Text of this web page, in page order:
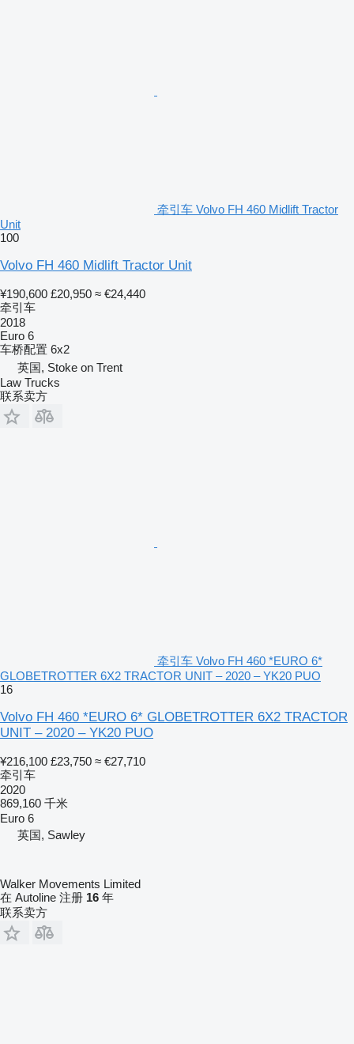
牵引车 Volvo FH 460 Midlift Tractor
Unit
100
Volvo FH 460 Midlift Tractor Unit
¥190,600 £20,950 ≈ €24,440
牵引车
2018
Euro 6
车桥配置 6x2
英国, Stoke on Trent
Law Trucks
联系卖方
牵引车 Volvo FH 460 *EURO 6*
GLOBETROTTER 6X2 TRACTOR UNIT – 2020 – YK20 PUO
16
Volvo FH 460 *EURO 6* GLOBETROTTER 6X2 TRACTOR
UNIT – 2020 – YK20 PUO
¥216,100 £23,750 ≈ €27,710
牵引车
2020
869,160 千米
Euro 6
英国, Sawley
Walker Movements Limited
在 Autoline 注册 16 年
联系卖方